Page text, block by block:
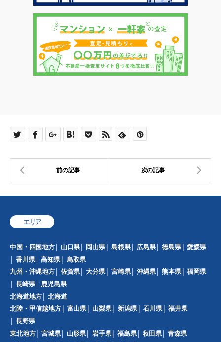
エリア
中国・四国地方 山口県 岡山県 島根県 広島県 徳島県
愛媛県
香川県
高知県
鳥取県
九州・沖縄地方
佐賀県 大分県 宮崎県 沖縄県 熊本県
福岡県
長崎県
鹿児島県
北海道地方
北海道
北陸・甲信越地方
富山県 山梨県 新潟県 石川県
福井県
長野県
東北地方
宮城県 山形県 岩手県 福島県 秋田県
青森県